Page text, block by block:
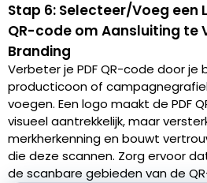
Stap 6: Selecteer/Voeg een
QR-code om Aansluiting te
Branding
Verbeter je PDF QR-code door je
producticoon of
voegen. Een logo maakt de PDF
visueel aantrekkelijk, maar
merkherkenning en bouwt
die deze scannen. Zorg ervoor
de scanbare gebieden van de